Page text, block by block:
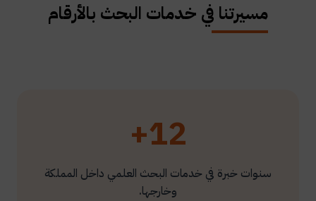
مسيرتنا في خدمات البحث بالأرقام
12+
سنوات خبرة في خدمات البحث العلمي داخل المملكة
وخارجها.